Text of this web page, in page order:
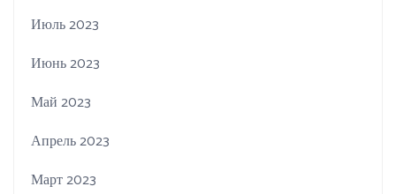
Июль 2023
Июнь 2023
Май 2023
Апрель 2023
Март 2023